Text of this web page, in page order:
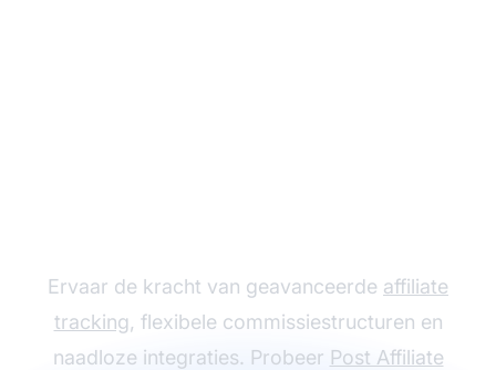
Ervaar de kracht van geavanceerde affiliate
tracking, flexibele commissiestructuren en
naadloze integraties. Probeer Post Affiliate